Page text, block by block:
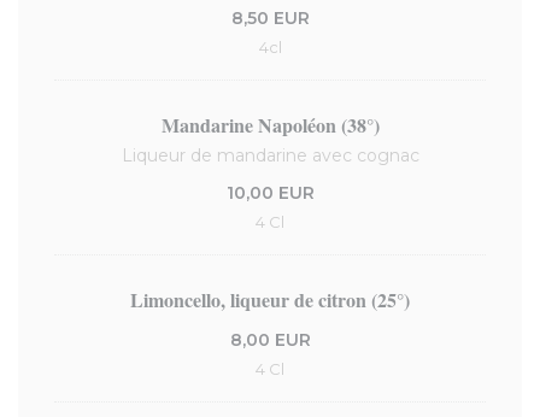
8,50 EUR
4cl
Mandarine Napoléon (38°)
Liqueur de mandarine avec cognac
10,00 EUR
4 Cl
Limoncello, liqueur de citron (25°)
8,00 EUR
4 Cl